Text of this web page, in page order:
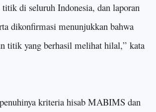
di seluruh Indonesia, dan laporan
dikonfirmasi menunjukkan bahwa
titik yang berhasil melihat hilal,” kata
kriteria hisab MABIMS dan